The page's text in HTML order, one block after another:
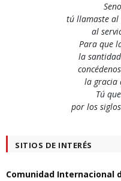
tú llamaste al
al
Para que
la santidad
la gracia
Tú
por los
SITIOS DE INTERÉS
Comunidad Internacional